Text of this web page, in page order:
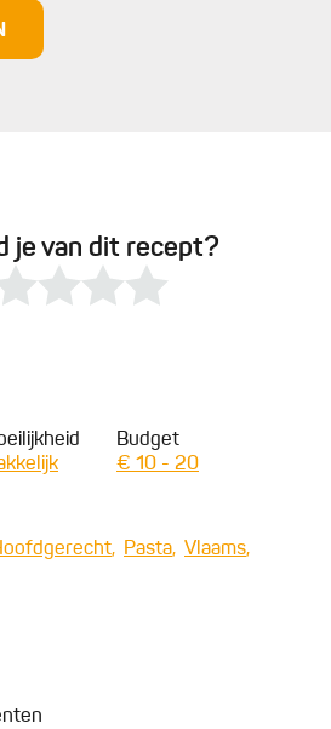
je van dit recept?
Budget
€ 10 - 20
Pasta
Vlaams